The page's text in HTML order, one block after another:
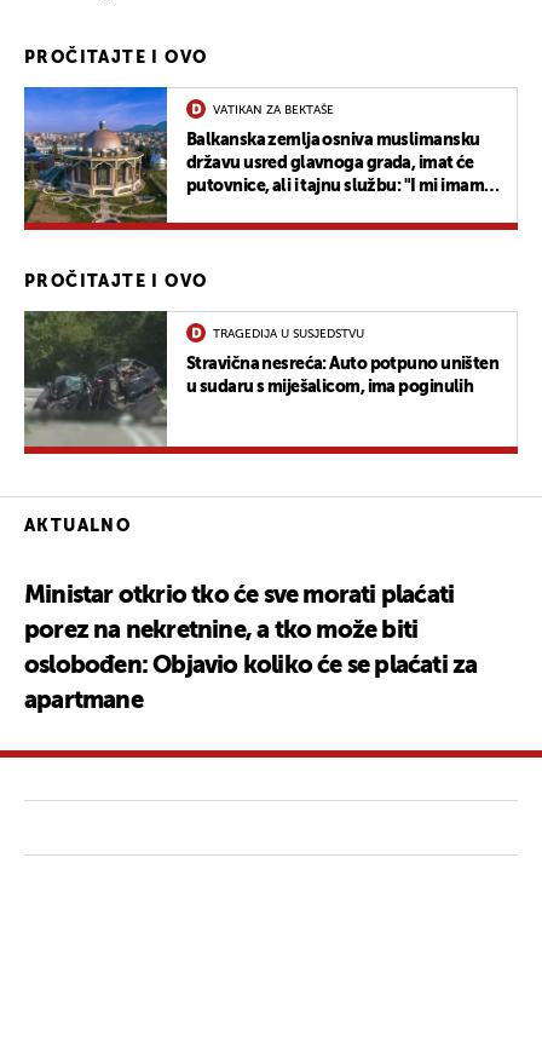
PROČITAJTE I OVO
VATIKAN ZA BEKTAŠE
Balkanska zemlja osniva muslimansku
državu usred glavnoga grada, imat će
putovnice, ali i tajnu službu: "I mi imamo
PROČITAJTE I OVO
TRAGEDIJA U SUSJEDSTVU
Stravična nesreća: Auto potpuno uništen
u sudaru s miješalicom, ima poginulih
AKTUALNO
Ministar otkrio tko će sve morati plaćati
porez na nekretnine, a tko može biti
oslobođen: Objavio koliko će se plaćati za
apartmane